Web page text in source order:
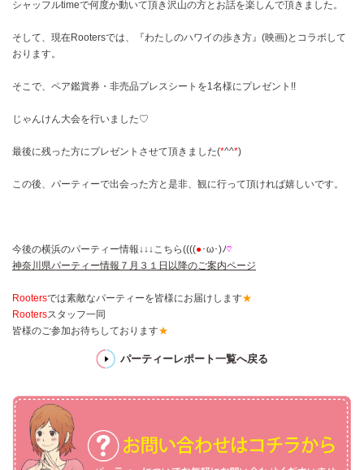
シャッフルtimeで何度か動いて頂き沢山の方とお話を楽しんで頂きました。
そして、現在Rootersでは、『わたしのハワイの歩き方』(映画)とコラボして
おります。
そこで、ペア鑑賞券・非売品プレスシートを1名様にプレゼント!!
じゃんけん大会を行いました♡
最後に残った方にプレゼントさせて頂きました(*^^*)
この後、パーティーで出会った方と是非、観に行って頂ければ嬉しいです。
今後の横浜のパーティー情報↓↓↓こちら((((●･ω･)ﾉ♡
神奈川県パーティー情報７月３１日以降のご案内ページ
Rootersでは素敵なパーティーを皆様にお届けします★
Rootersスタッフ一同
皆様のご参加お待ちしております★
パーティーレポート一覧へ戻る